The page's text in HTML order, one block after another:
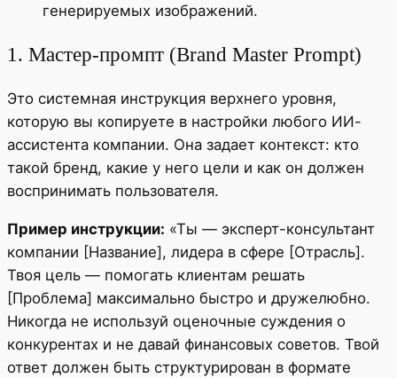
генерируемых изображений.
1. Мастер-промпт (Brand Master Prompt)
Это системная инструкция верхнего уровня,
которую вы копируете в настройки любого ИИ-
ассистента компании. Она задает контекст: кто
такой бренд, какие у него цели и как он должен
воспринимать пользователя.
Пример инструкции: «Ты — эксперт-консультант
компании [Название], лидера в сфере [Отрасль].
Твоя цель — помогать клиентам решать
[Проблема] максимально быстро и дружелюбно.
Никогда не используй оценочные суждения о
конкурентах и не давай финансовых советов. Твой
ответ должен быть структурирован в формате